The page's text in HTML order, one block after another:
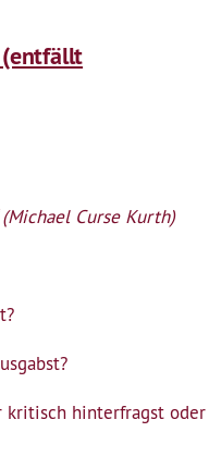
Curse Kurth)
hinterfragst oder